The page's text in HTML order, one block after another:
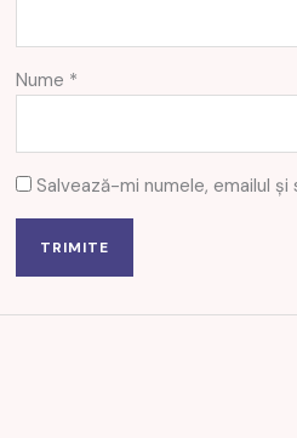
Nume *
Salvează-mi numele, emailul